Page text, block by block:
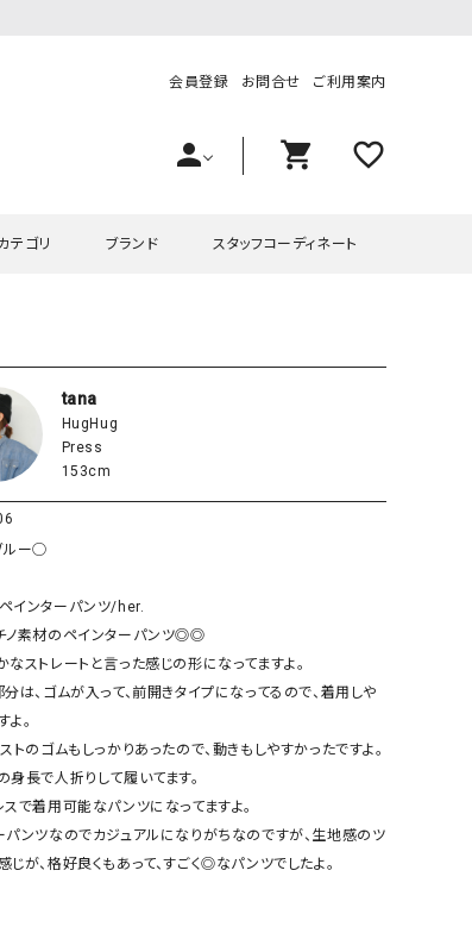
会員登録 お問合せ ご利用案内
person shopping_cart favorite_outline
チュニック
その他スカート
すべて見る
テゴリ
ック
バーオール
ター
ニック
バーオール
ブランド
ラッピンナイン/アンジェリコルーチェ
hagumu（ハグム）
her.（ハードット）
and quarter（アンドクウォーター） HUMS（ハムズ）
Our.（アワードット）
1%（イチ パーセント）
1 metre carre（アンメートルキャレ ）
オ）
スタッフコーディネート
tana
HugHug
Press
153cm
ルー◯
インターパンツ/her.
ノ素材のペインターパンツ◎◎
なストレートと言った感じの形になってますよ。
分は、ゴムが入って、前開きタイプになってるので、着用しや
よ。
ストのゴムもしっかりあったので、動きもしやすかったですよ。
身長で人折りして履いてます。
スで着用可能なパンツになってますよ。
パンツなのでカジュアルになりがちなのですが、生地感のツ
じが、格好良くもあって、すごく◎なパンツでしたよ。